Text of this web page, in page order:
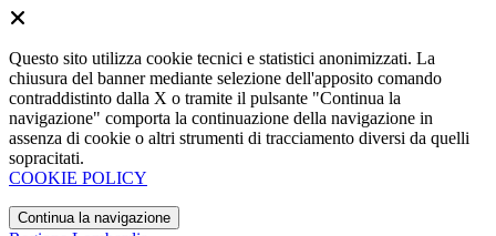
Questo sito utilizza cookie tecnici e statistici anonimizzati. La
chiusura del banner mediante selezione dell'apposito comando
contraddistinto dalla X o tramite il pulsante "Continua la
navigazione" comporta la continuazione della navigazione in
assenza di cookie o altri strumenti di tracciamento diversi da quelli
sopracitati.
COOKIE POLICY
Continua la navigazione